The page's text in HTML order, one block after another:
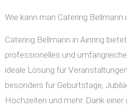
Wie kann man Catering Bellmann
Catering Bellmann in Ainring
professionelles und
ideale Lösung für
besonders für Geburtstage,
Hochzeiten und mehr. Dank